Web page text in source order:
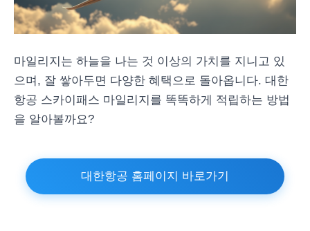
마일리지는 하늘을 나는 것 이상의 가치를 지니고 있
으며, 잘 쌓아두면 다양한 혜택으로 돌아옵니다. 대한
항공 스카이패스 마일리지를 똑똑하게 적립하는 방법
을 알아볼까요?
대한항공 홈페이지 바로가기